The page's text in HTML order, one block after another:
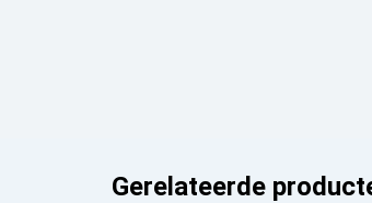
Gerelateerde